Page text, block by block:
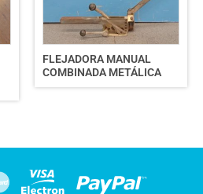
FLEJADORA MANUAL
COMBINADA METÁLICA